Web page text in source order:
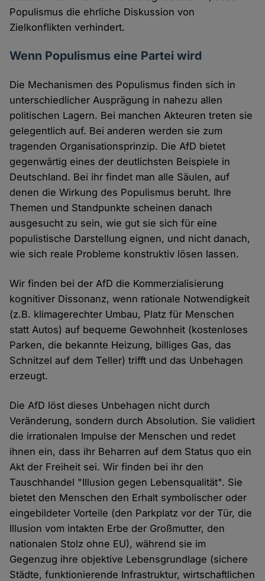
Populismus die ehrliche Diskussion von
Zielkonflikten verhindert.
Wenn Populismus eine Partei wird
Die Mechanismen des Populismus finden sich in
unterschiedlicher Ausprägung in nahezu allen
politischen Lagern. Bei manchen Akteuren treten sie
gelegentlich auf. Bei anderen werden sie zum
tragenden Organisationsprinzip. Die AfD bietet
gegenwärtig eines der deutlichsten Beispiele in
Deutschland. Bei ihr findet man alle Säulen, auf
denen die Wirkung des Populismus beruht. Ihre
Themen und Standpunkte scheinen danach
ausgesucht zu sein, wie gut sie sich für eine
populistische Darstellung eignen, und nicht danach,
wie sich reale Probleme konstruktiv lösen lassen.
Wir finden bei der AfD die Kommerzialisierung
kognitiver Dissonanz, wenn rationale Notwendigkeit
(z.B. klimagerechter Umbau, Platz für Menschen
statt Autos) auf bequeme Gewohnheit (kostenloses
Parken, die bekannte Heizung, billiges Gas, das
Schnitzel auf dem Teller) trifft und das Unbehagen
erzeugt.
Die AfD löst dieses Unbehagen nicht durch
Veränderung, sondern durch Absolution. Sie validiert
die irrationalen Impulse der Menschen und redet
ihnen ein, dass ihr Beharren auf dem Status quo ein
Akt der Freiheit sei. Wir finden bei ihr den
Tauschhandel "Illusion gegen Lebensqualität". Sie
bietet den Menschen den Erhalt symbolischer oder
eingebildeter Vorteile (den Parkplatz vor der Tür, die
Illusion vom intakten Erbe der Großmutter, den
nationalen Stolz ohne EU), während sie im
Gegenzug ihre objektive Lebensgrundlage (sichere
Städte, funktionierende Infrastruktur, wirtschaftlichen